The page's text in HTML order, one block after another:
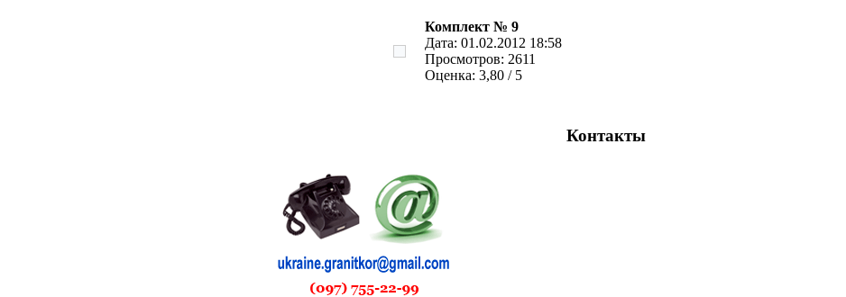
Комплект № 9
Дата: 01.02.2012 18:58
Просмотров: 2611
Оценка: 3,80 / 5
Контакты